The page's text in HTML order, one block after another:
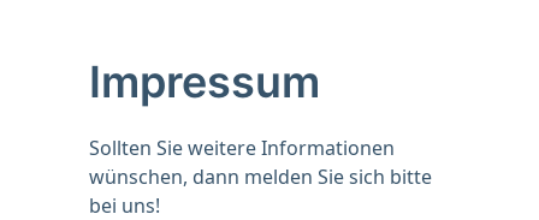
Impressum
Sollten Sie weitere Informationen
wünschen, dann melden Sie sich bitte
bei uns!